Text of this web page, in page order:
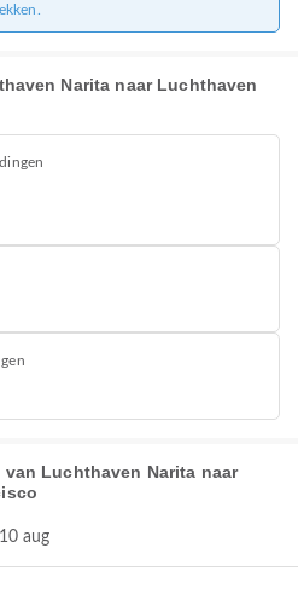
Narita naar Luchthaven
Luchthaven Narita naar
aug